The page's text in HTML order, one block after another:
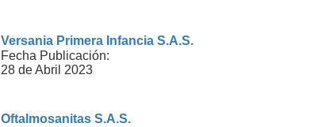
Versania Primera Infancia S.A.S.
Fecha Publicación:
28 de Abril 2023
Oftalmosanitas S.A.S.